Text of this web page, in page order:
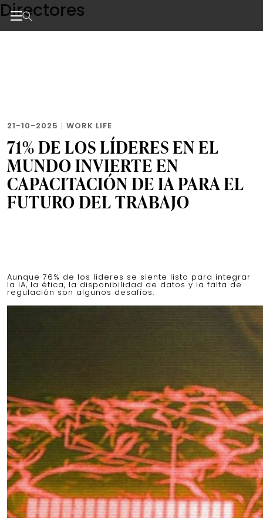
Skip
to
the
Directores
21-10-2025 | WORK LIFE
71% DE LOS LÍDERES EN EL
MUNDO INVIERTE EN
CAPACITACIÓN DE IA PARA EL
FUTURO DEL TRABAJO
Aunque 76% de los líderes se siente listo para integrar
la IA, la ética, la disponibilidad de datos y la falta de
regulación son algunos desafíos.